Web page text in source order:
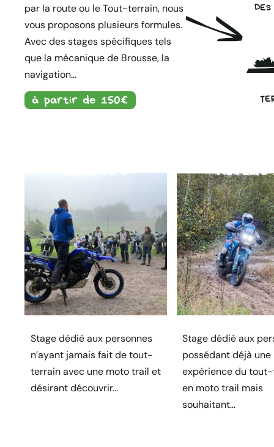
par la route ou le Tout-terrain, nous
vous proposons plusieurs formules.
Avec des stages spécifiques tels
que la mécanique de Brousse, la
navigation...
à partir de 150€
NIVEAU 1
Stage dédié aux personnes
n’ayant jamais fait de tout-
terrain avec une moto trail et
désirant découvrir...
NIVEAU
Stage dédié aux
possédant déjà une
expérience du
en moto trail mais
souhaitant...